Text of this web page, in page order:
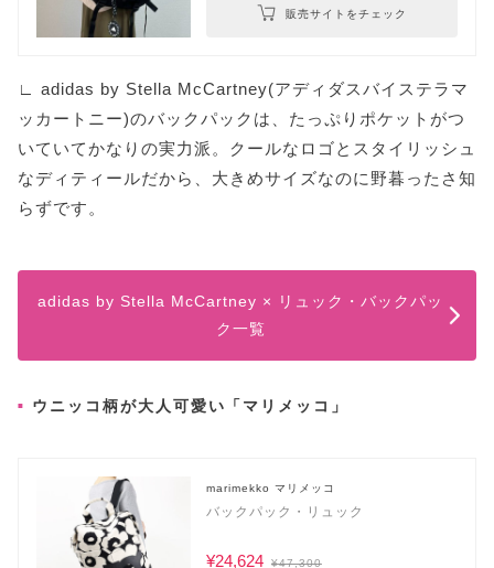
販売サイトをチェック
∟ adidas by Stella McCartney(アディダスバイステラマ
ッカートニー)のバックパックは、たっぷりポケットがつ
いていてかなりの実力派。クールなロゴとスタイリッシュ
なディティールだから、大きめサイズなのに野暮ったさ知
らずです。
adidas by Stella McCartney × リュック・バックパッ
ク一覧
ウニッコ柄が大人可愛い「マリメッコ」
marimekko マリメッコ
バックパック・リュック
¥24,624 ¥47,300